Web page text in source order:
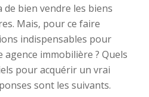
de bien vendre les biens
Mais, pour ce faire
indispensables pour
immobilière ? Quels
pour acquérir un vrai
sont les suivants.